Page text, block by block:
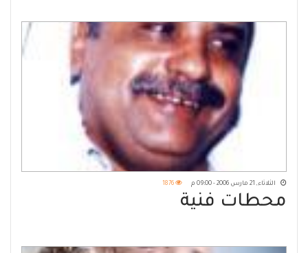
الثلاثاء, 21 مارس 2006 - 09:00 م 1876
محطات فنية